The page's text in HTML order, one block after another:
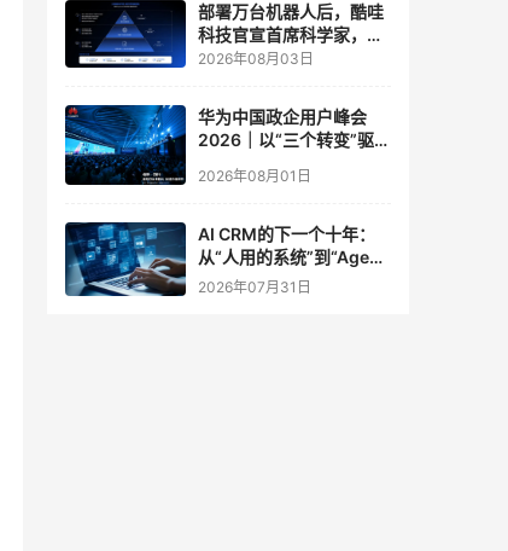
部署万台机器人后，酷哇
科技官宣首席科学家，要
让世界模型交付生产力
2026年08月03日
华为中国政企用户峰会
2026｜以“三个转变”驱动
2026年08月01日
AI CRM的下一个十年：
从“人用的系统”到“Agent
调用的底座”
2026年07月31日